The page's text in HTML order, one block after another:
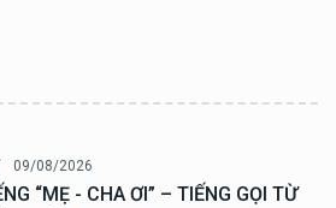
09/08/2026
“MẸ - CHA ƠI” – TIẾNG GỌI TỪ